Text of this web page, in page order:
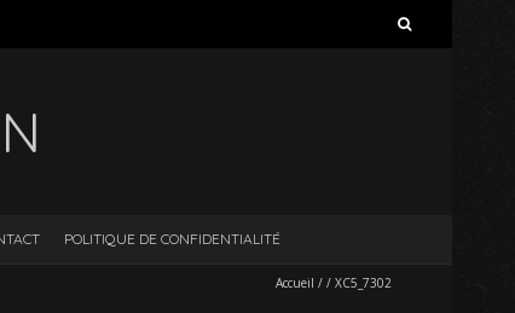
POLITIQUE DE CONFIDENTIALITÉ
Accueil //XC5_7302